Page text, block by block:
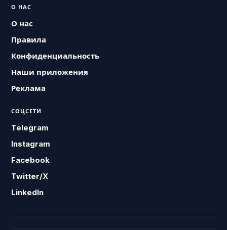
О НАС
О нас
Правила
Конфиденциальность
Наши приложения
Реклама
СОЦСЕТИ
Telegram
Instagram
Facebook
Twitter/X
LinkedIn